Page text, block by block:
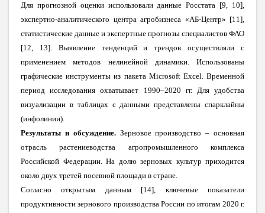
Для прогнозной оценки использовали данные Росстата [9, 10],
экспертно-аналитического центра агробизнеса «АБ-Центр» [11],
статистические данные и экспертные прогнозы специалистов ФАО
[12, 13]. Выявление тенденций и трендов осуществляли с
применением методов нелинейной динамики. Использованы
графические инструменты из пакета Microsoft Excel.Временной
период исследования охватывает 1990–2020 гг. Для удобства
визуализации в таблицах с данными представлены спарклайны
(инфолинии).
Результаты и обсуждение. Зерновое производство – основная
отрасль растениеводства агропромышленного комплекса
Российской Федерации. На долю зерновых культур приходится
около двух третей посевной площади в стране.
Согласнооткрытым данным [14],
ключевые показатели
продуктивности зернового производства России по итогам 2020 г.